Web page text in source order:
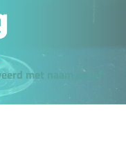
met naam en/of